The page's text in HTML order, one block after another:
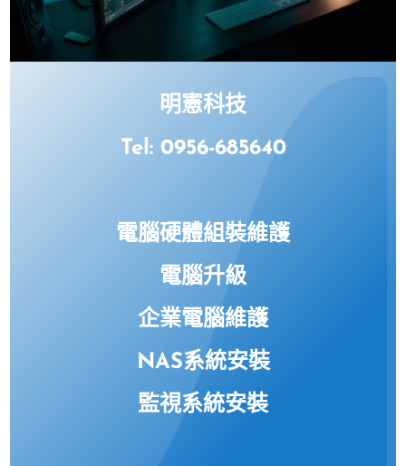
明憲科技
Tel: 0956-685640
電腦硬體組裝維護
電腦升級
企業電腦維護
NAS系統安裝
監視系統安裝